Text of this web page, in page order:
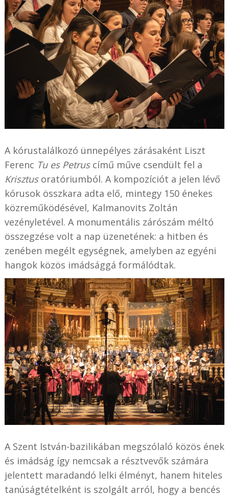
A kórustalálkozó ünnepélyes zárásaként Liszt
Ferenc Tu es Petruscímű műve csendült fel a
Krisztusoratóriumból. A kompozíciót a jelen lévő
kórusok összkara adta elő, mintegy 150 énekes
közreműködésével, Kalmanovits Zoltán
vezényletével. A monumentális zárószám méltó
összegzése volt a nap üzenetének: a hitben és
zenében megélt egységnek, amelyben az egyéni
hangok közös imádsággá formálódtak.
A Szent István-bazilikában megszólaló közös ének
és imádság így nemcsak a résztvevők számára
jelentett maradandó lelki élményt, hanem hiteles
tanúságtételként is szolgált arról, hogy a bencés